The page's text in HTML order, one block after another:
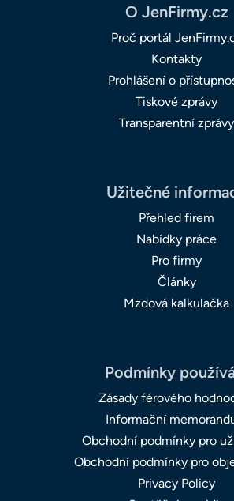
O JenFirmy.cz
Proč portál
Kontakty
Prohlášení o
Tiskové zprávy
Transparentní zprávy
Užitečné
Přehled firem
Nabídky práce
Pro firmy
Články
Mzdová kalkulačka
Podmínky
Zásady férového
Informační
Obchodní podmínky pro
Obchodní podmínky pro
Privacy Policy